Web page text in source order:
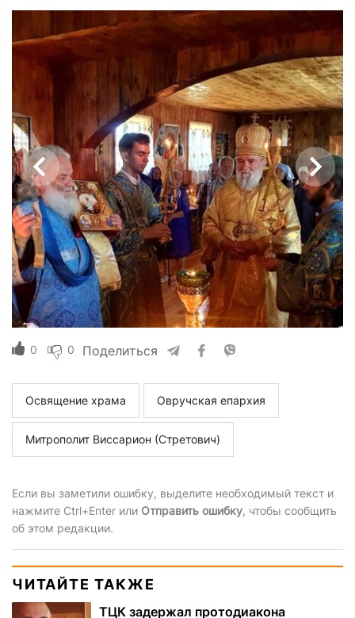
0 0 Поделиться
Освящение храма Овручская епархия
Митрополит Виссарион (Стретович)
Если вы заметили ошибку, выделите необходимый текст и
нажмите Ctrl+Enter или Отправить ошибку, чтобы сообщить
об этом редакции.
ЧИТАЙТЕ ТАКЖЕ
ТЦК задержал протодиакона